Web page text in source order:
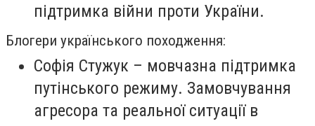
підтримка війни проти України.
Блогери українського походження:
Софія Стужук – мовчазна підтримка
путінського режиму. Замовчування
агресора та реальної ситуації в